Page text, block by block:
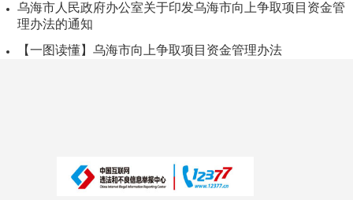
乌海市人民政府办公室关于印发乌海市向上争取项目资金管
理办法的通知
【一图读懂】乌海市向上争取项目资金管理办法